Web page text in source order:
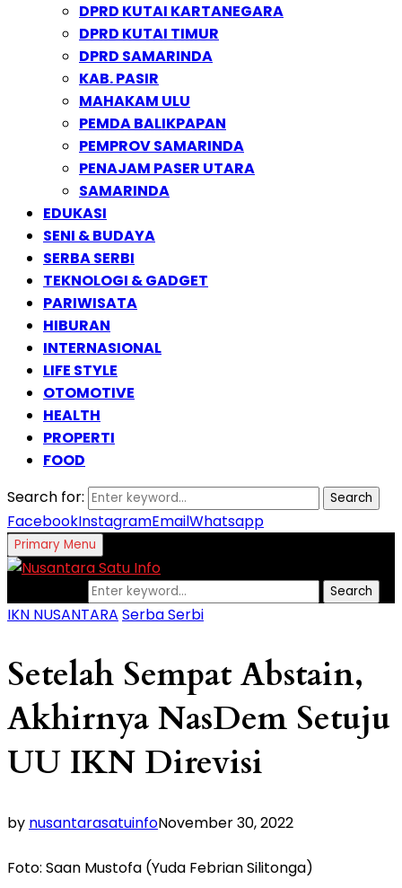
DPRD KUTAI KARTANEGARA
DPRD KUTAI TIMUR
DPRD SAMARINDA
KAB. PASIR
MAHAKAM ULU
PEMDA BALIKPAPAN
PEMPROV SAMARINDA
PENAJAM PASER UTARA
SAMARINDA
EDUKASI
SENI & BUDAYA
SERBA SERBI
TEKNOLOGI & GADGET
PARIWISATA
HIBURAN
INTERNASIONAL
LIFE STYLE
OTOMOTIVE
HEALTH
PROPERTI
FOOD
Search for:
Search
FacebookInstagramEmailWhatsapp
Primary Menu
Search
IKN NUSANTARA Serba Serbi
Setelah Sempat Abstain,
Akhirnya NasDem Setuju
UU IKN Direvisi
by nusantarasatuinfoNovember 30, 2022
Foto: Saan Mustofa (Yuda Febrian Silitonga)